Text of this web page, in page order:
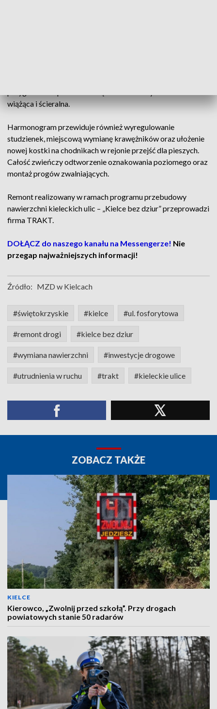
wiążąca i ścieralna.
Harmonogram przewiduje również wyregulowanie
studzienek, miejscową wymianę krawężników oraz ułożenie
nowej kostki na chodnikach w rejonie przejść dla pieszych.
Całość zwieńczy odtworzenie oznakowania poziomego oraz
montaż progów zwalniających.
Remont realizowany w ramach programu przebudowy
nawierzchni kieleckich ulic – „Kielce bez dziur” przeprowadzi
firma TRAKT.
DOŁĄCZ do naszego kanału na Messengerze! Nie
przegap najważniejszych informacji!
Źródło: MZD w Kielcach
#świętokrzyskie #kielce #ul. fosforytowa
#remont drogi #kielce bez dziur
#wymiana nawierzchni #inwestycje drogowe
#utrudnienia w ruchu #trakt #kieleckie ulice
ZOBACZ TAKŻE
KIELCE
Kierowco, „Zwolnij przed szkołą”. Przy drogach
powiatowych stanie 50 radarów